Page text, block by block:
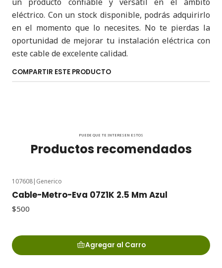
eléctrico. Con un stock disponible, podrás adquirirlo
en el momento que lo necesites. No te pierdas la
oportunidad de mejorar tu instalación eléctrica con
este cable de excelente calidad.
COMPARTIR ESTE PRODUCTO
PUEDE QUE TE INTERESEN ESTOS
Productos recomendados
107608| Generico
Cable-Metro-Eva 07Z1K 2.5 Mm Azul
$500
Agregar al Carro